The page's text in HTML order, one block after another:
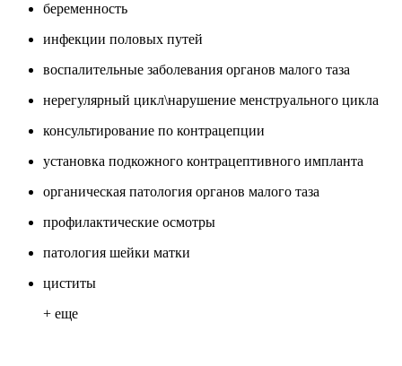
беременность
инфекции половых путей
воспалительные заболевания органов малого таза
нерегулярный цикл\нарушение менструального цикла
консультирование по контрацепции
установка подкожного контрацептивного импланта
органическая патология органов малого таза
профилактические осмотры
патология шейки матки
циститы
+ еще